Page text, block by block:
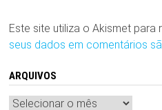
Este site utiliza o Akismet para
seus dados em comentários
ARQUIVOS
Arquivos